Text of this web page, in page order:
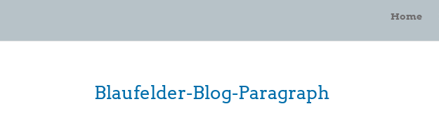
Home
Blaufelder-Blog-Paragraph